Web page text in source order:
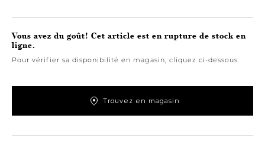
Vous avez du goût! Cet article est en rupture de stock en
ligne.
Pour vérifier sa disponibilité en magasin, cliquez ci-dessous.
Trouvez en magasin